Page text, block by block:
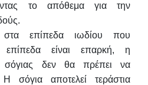
το απόθεμα για την
στα επίπεδα ιωδίου που
είναι επαρκή, η
σόγιας δεν θα πρέπει να
Η σόγια αποτελεί τεράστια